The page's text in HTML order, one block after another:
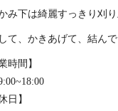
み下は綺麗すっきり刈
て、かきあげて、結ん
業時間】
日】